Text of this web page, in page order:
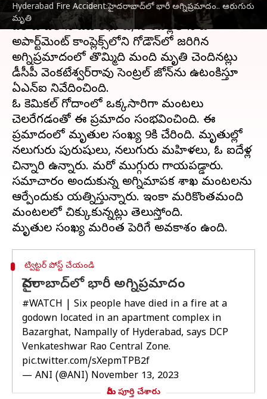
Hyderabad Fire Accident:హైదరాబాద్‌లో భారీ అగ్నిప్రమాదం.. ఆరుగురు
మృతి
ఈ వార్తాకథనం ఏంటి
హైదరాబాద్‌లోని బజార్‌ఘాట్‌, నాంపల్లిలోని ఓ
అపార్ట్‌మెంట్‌ కాంప్లెక్స్‌లోని గోడౌన్‌లో జరిగిన
అగ్నిప్రమాదంలో తొమ్మిది మంది మృతి చెందినట్లు
డీసీపీ వెంకటేశ్వర్‌రావు సెంట్రల్‌ జోన్‌ను ఉటంకిస్తూ
ఏఎన్‌ఐ నివేదించింది.
ఓ కెమికల్ గోదాంలో ఒక్కసారిగా మంటలు
చెలరేగడంతో ఈ ప్రమాదం సంభవించింది. ఈ
ప్రమాదంలో మృతుల సంఖ్య 9కి చేరింది. మృతుల్లో
నలుగురు పురుషులు, నలుగురు మహిళలు, ఓ ఐదేళ్ల
చిన్నారి ఉన్నారు. మరో ముగ్గురు గాయపడ్డారు.
సమాచారం అందుకున్న అగ్నిమాపక శాఖ మంటలను
ఆర్పేందుకు యత్నిస్తున్నారు. ఇంకా మరికొంతమంది
మంటలలో చిక్కుకున్నట్లు తెలుస్తోంది.
ట్విట్టర్ పోస్ట్ చేయండి
హైదరాబాద్‌లో భారీ అగ్నిప్రమాదం
#WATCH | Six people have died in a fire at a
godown located in an apartment complex in
Bazarghat, Nampally of Hyderabad, says DCP
Venkateshwar Rao Central Zone.
pic.twitter.com/sXepmTPB2f
— ANI (@ANI) November 13, 2023
మీరు పూర్తి చేశారు